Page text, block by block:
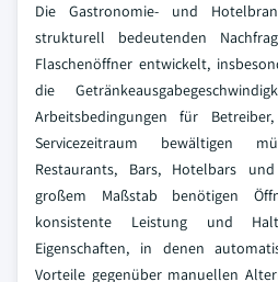
Die Gastronomie- und
strukturell bedeutenden
Flaschenöffner entwickelt,
die
Arbeitsbedingungen für
Servicezeitraum bewältigen
Restaurants, Bars, Hotelbars
großem Maßstab benötigen
konsistente Leistung und
Eigenschaften, in denen
Vorteile gegenüber manuellen